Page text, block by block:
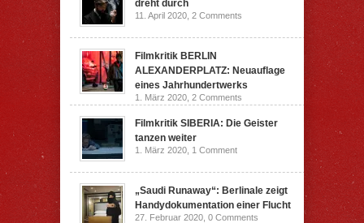
dreht durch
11. April 2020, 2 Comments
Filmkritik BERLIN
ALEXANDERPLATZ: Neuauflage
eines Jahrhundertwerks
1. März 2020, 2 Comments
Filmkritik SIBERIA: Die Geister
tanzen weiter
1. März 2020, 1 Comment
„Saudi Runaway“: Berlinale zeigt
Handydokumentation einer Flucht
27. Februar 2020, 0 Comments